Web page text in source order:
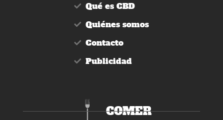
Qué es CBD
Quiénes somos
Contacto
Publicidad
COMER